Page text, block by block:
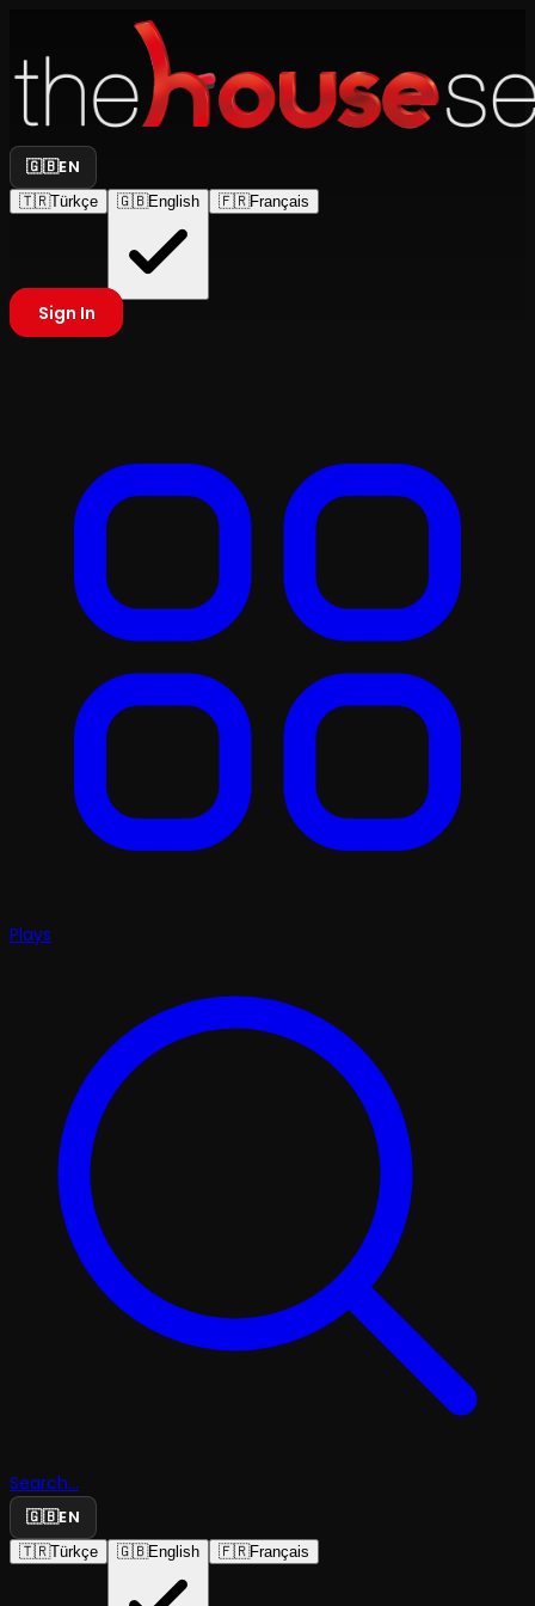
🇬🇧EN
🇹🇷Türkçe 🇬🇧English 🇫🇷Français
Sign In
Plays
Search...
🇬🇧EN
🇹🇷Türkçe 🇬🇧English 🇫🇷Français